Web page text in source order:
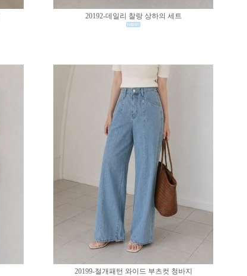
20192-데일리 찰랑 상하의 세트
20199-절개패턴 와이드 부츠컷 청바지